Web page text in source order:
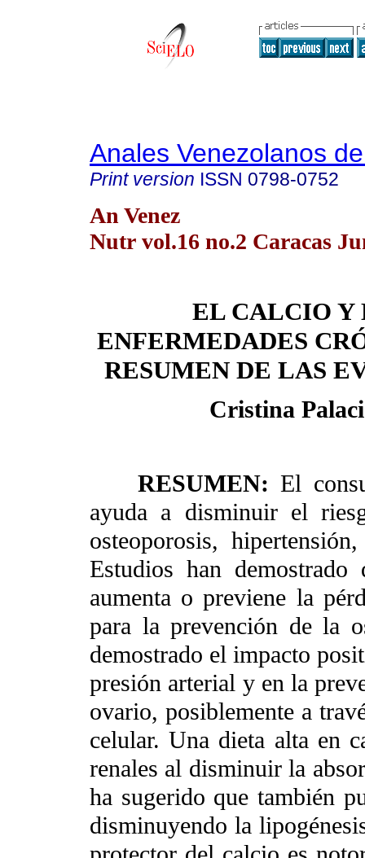
Anales Venezolanos
Print version ISSN 0798-0752
An Venez
Nutr vol.16 no.2 Caracas
EL CALCIO Y
ENFERMEDADES
RESUMEN DE LAS
Cristina
RESUMEN:El
ayuda a disminuir el
osteoporosis,
Estudios han
aumenta o previene la
para la prevención de la
demostrado el impacto
presión arterial y en la
ovario, posiblemente a
celular. Una dieta alta en
renales al disminuir la
ha sugerido que también
disminuyendo la